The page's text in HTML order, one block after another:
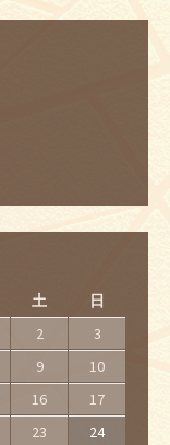
土 日
2
3
9
10
16
17
23
24